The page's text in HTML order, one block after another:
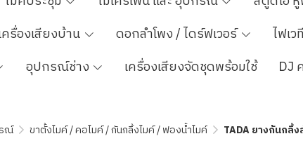
ครื่องเสียงบ้าน ดอกลำโพง / ไดร์ฟเวอร์ ไฟเวที
อุปกรณ์ช่าง เครื่องเสียงจัดชุดพร้อมใช้ DJ
ณ์ ขาตั้งไมค์ / คอไมค์ / กันกลิ้งไมค์ / ฟองน้ำไมค์ TADA ยางกันกลิ้